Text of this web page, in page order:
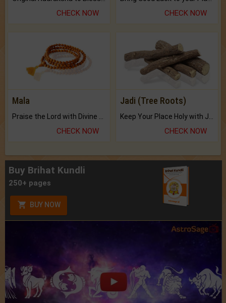
CHECK NOW CHECK NOW
Mala
Praise the Lord with Divine Energies of Mala.
CHECK NOW
Jadi (Tree Roots)
Keep Your Place Holy with Jadi.
CHECK NOW
Buy Brihat Kundli
250+ pages
BUY NOW